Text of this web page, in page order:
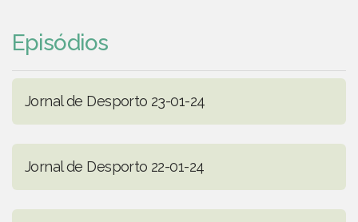
Episódios
Jornal de Desporto 23-01-24
Jornal de Desporto 22-01-24